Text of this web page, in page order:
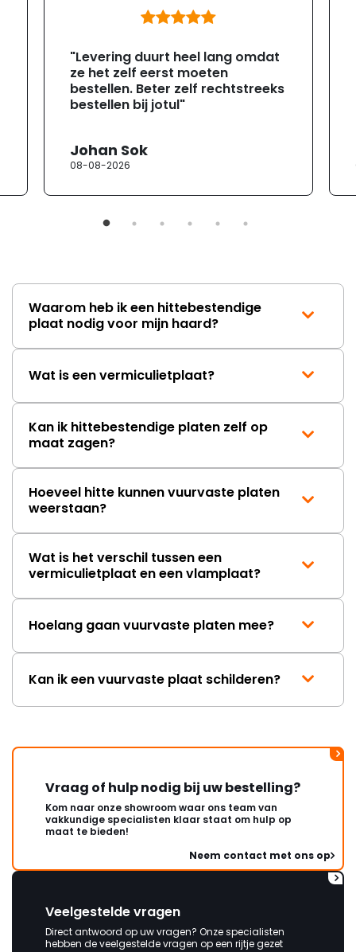
"Levering duurt heel lang omdat
ze het zelf eerst moeten
bestellen. Beter zelf rechtstreeks
bestellen bij jotul"
Johan Sok
08-08-2026
Waarom heb ik een hittebestendige
plaat nodig voor mijn haard?
Wat is een vermiculietplaat?
Kan ik hittebestendige platen zelf op
maat zagen?
Hoeveel hitte kunnen vuurvaste platen
weerstaan?
Wat is het verschil tussen een
vermiculietplaat en een vlamplaat?
Hoelang gaan vuurvaste platen mee?
Kan ik een vuurvaste plaat schilderen?
Vraag of hulp nodig bij uw bestelling?
Kom naar onze showroom waar ons team van
vakkundige specialisten klaar staat om hulp op
maat te bieden!
Neem contact met ons op
Veelgestelde vragen
Direct antwoord op uw vragen? Onze specialisten
hebben de veelgestelde vragen op een rijtje gezet